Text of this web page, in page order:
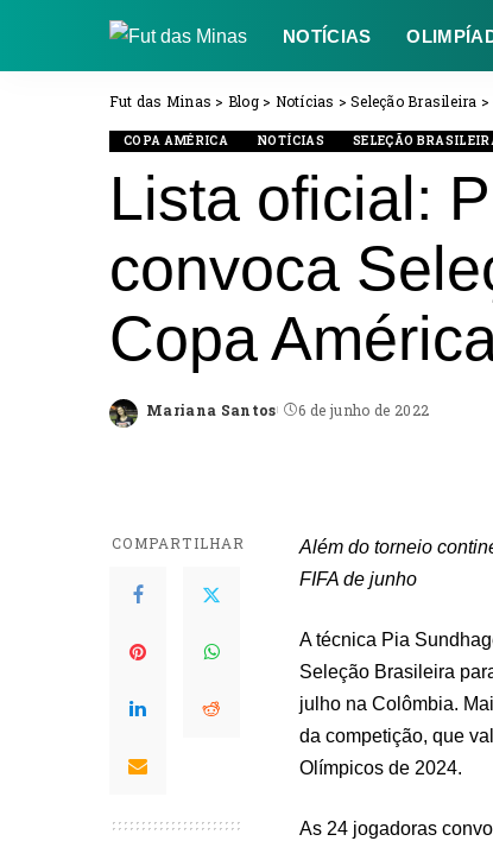
NOTÍCIAS
Fut das Minas > Blog> Notícias >Seleção Brasileira >
COPA AMÉRICA NOTÍCIAS SELEÇÃO
Lista oficial:
convoca
Copa
Posted
Mariana Santos 6 de junho de 2022
COMPARTILHAR
Além do torneio
FIFA de junho
A técnica Pia
Seleção Brasileira
julho na Colômbia.
da competição, que
Olímpicos de 2024.
As 24 jogadoras